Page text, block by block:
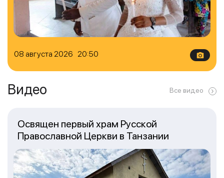
08 августа 2026 20:50
Видео Все видео
Освящен первый храм Русской
Православной Церкви в Танзании